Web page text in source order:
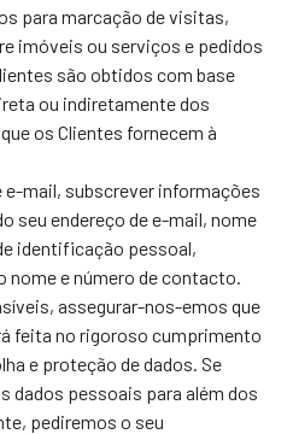
para marcação de visitas,
imóveis ou serviços e pedidos
são obtidos com base
ou indiretamente dos
os Clientes fornecem à
mail, subscrever informações
seu endereço de e-mail, nome
identificação pessoal,
nome e número de contacto.
assegurar-nos-emos que
feita no rigoroso cumprimento
e proteção de dados. Se
dados pessoais para além dos
pediremos o seu